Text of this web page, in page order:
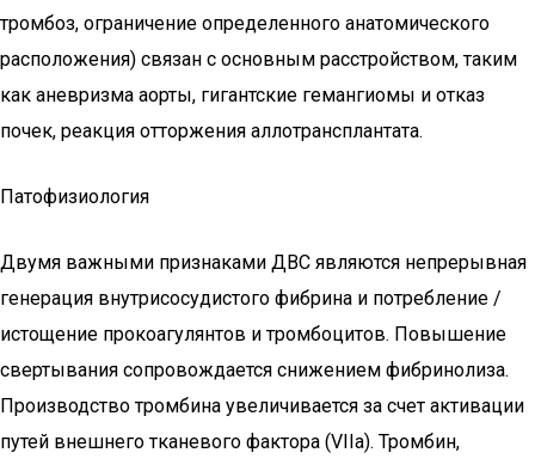
тромбоз, ограничение определенного анатомического
расположения) связан с основным расстройством, таким
как аневризма аорты, гигантские гемангиомы и отказ
почек, реакция отторжения аллотрансплантата.
Патофизиология
Двумя важными признаками ДВС являются непрерывная
генерация внутрисосудистого фибрина и потребление /
истощение прокоагулянтов и тромбоцитов. Повышение
свертывания сопровождается снижением фибринолиза.
Производство тромбина увеличивается за счет активации
путей внешнего тканевого фактора (VIIa). Тромбин,